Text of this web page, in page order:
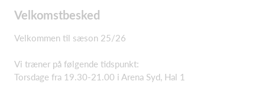
Velkomstbesked
Velkommen til sæson 25/26
Vi træner på følgende tidspunkt:
Torsdage fra 19.30-21.00 i Arena Syd, Hal 1